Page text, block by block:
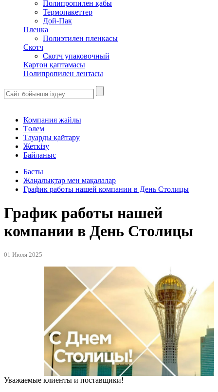
Полипропилен қабы
Термопакеттер
Дой-Пак
Пленка
Полиэтилен пленкасы
Скотч
Скотч упаковочный
Картон қаптамасы
Полипропилен лентасы
Компания жайлы
Төлем
Тауарды қайтару
Жеткізу
Байланыс
Басты
Жаңалықтар мен мақалалар
График работы нашей компании в День Столицы
График работы нашей
компании в День Столицы
01 Июля 2025
Уважаемые клиенты и поставщики!